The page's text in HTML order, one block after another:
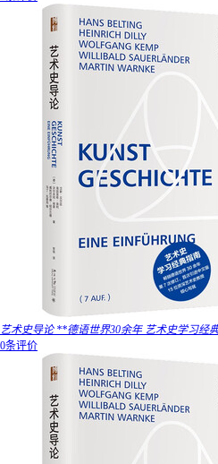
艺术史导论 **德语世界30余年 艺术史学习经
0条评价